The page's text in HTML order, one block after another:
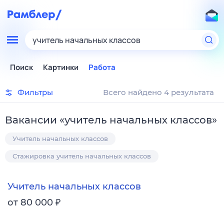
учитель начальных классов
Поиск Картинки Работа
Фильтры Всего найдено 4 результата
Вакансии «учитель начальных классов»
Учитель начальных классов
Стажировка учитель начальных классов
Учитель начальных классов
от 80 000 ₽